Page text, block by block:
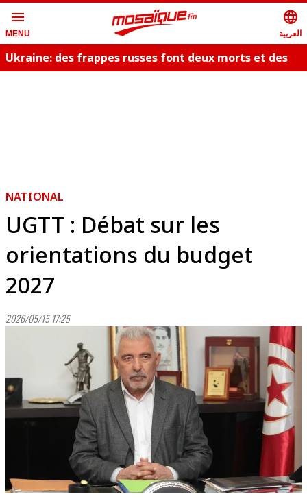
menu
MENU
language
العربية
Ukraine: des frappes russes font deux morts et des
NATIONAL
UGTT : Débat sur les
orientations du budget
2027
2026/05/15 17:25